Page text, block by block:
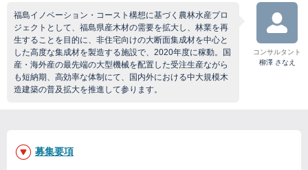
福島イノベーション・コースト構想に基づく農林水産プロ
ジェクトとして、福島県産木材の需要を拡大し、林業を再
生することを目的に、非住宅向けの大断面集成材を中心と
した高度な集成材を製造する施設で、2020年度に稼動。国
産・海外産の最先端の大型機械を配置した受注生産ながら
も短納期、高効率な体制にて、国内外における中大規模木
造建築の普及拡大を推進して参ります。
コンサルタント
柳澤 さなえ
募集要項